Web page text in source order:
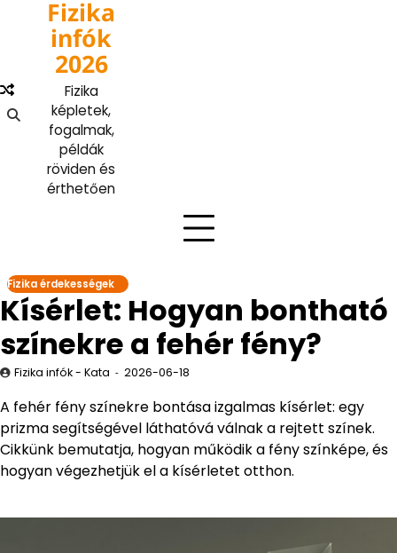
content
Fizika
infók
2026
Fizika
képletek,
fogalmak,
példák
röviden és
érthetően
Fizika érdekességek
Kísérlet: Hogyan bontható
színekre a fehér fény?
Fizika infók - Kata 2026-06-18
A fehér fény színekre bontása izgalmas kísérlet: egy
prizma segítségével láthatóvá válnak a rejtett színek.
Cikkünk bemutatja, hogyan működik a fény színképe, és
hogyan végezhetjük el a kísérletet otthon.